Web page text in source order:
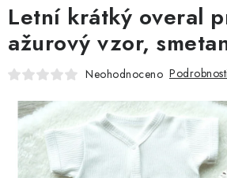
ČEPICE, RUKAVICE, NÁKRČNÍKY
OSUŠKY, BRYNDÁKY, DEKY, DOPLŇKY
POUKAZY
Letní krátký overal
ažurový vzor,
Neohodnoceno